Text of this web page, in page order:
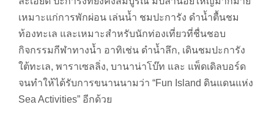
เหมาะแก่การพักผ่อน เล่นน้ำ ชมปะการัง ดำน้ำตื้นชม
ท้องทะเล และเหมาะสำหรับนักท่องเที่ยวที่ชื่นชอบ
กิจกรรมกีฬาทางน้ำ อาทิเช่น ดำน้ำลึก, เดินชมปะการัง
ใต้ทะเล, พาราเซลลิ่ง, บานาน่าโบ๊ท และ แพ็ดเดิลบอร์ด
จนทำให้ได้รับการขนานนามว่า “Fun Island ดินแดนแห่ง
Sea Activities” อีกด้วย